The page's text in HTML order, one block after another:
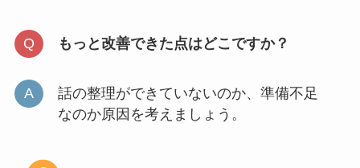
もっと改善できた点はどこですか？
話の整理ができていないのか、準備不足
なのか原因を考えましょう。